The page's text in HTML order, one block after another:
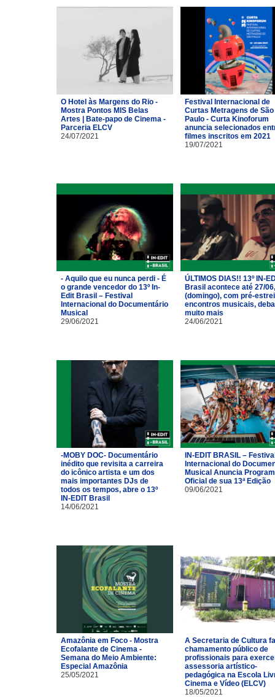
O Hotel às Margens do Rio -
Mostra Pontos MIS Belas
Artes | Bate-papo de Cinema -
Parceria ELCV
24/07/2021
Festival Internacional de
Curtas Metragens de São
Paulo - Curta Kinoforum
anuncia selecionados
filmes inscritos em 2021
19/07/2021
- Aquilo que eu nunca perdi - É
o grande vencedor do 13º In-
Edit Brasil – Festival
Internacional do Documentário
Musical
29/06/2021
ÚLTIMOS DIAS!! 13º IN-
Brasil acontece até 27/06,
(domingo), com pré-
encontros musicais,
muito mais
24/06/2021
-MOBY DOC- Documentário
inédito que revisita a carreira
do icônico artista e um dos
mais importantes DJs de
todos os tempos, abre o 13º
IN-EDIT Brasil
14/06/2021
IN-EDIT BRASIL –
Internacional do
Musical Anuncia
Oficial de sua 13ª Edição
09/06/2021
Amazônia em Foco - Mostra
Ecofalante de Cinema -
Semana do Meio Ambiente:
Especial Amazônia
25/05/2021
A Secretaria de Cultura
chamamento público de
profissionais para
assessoria artístico-
pedagógica na Escola
Cinema e Vídeo (ELCV)
18/05/2021